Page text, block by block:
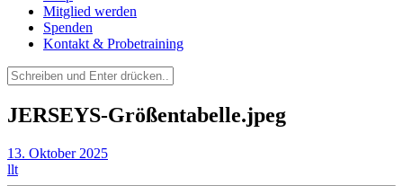
Mitglied werden
Spenden
Kontakt & Probetraining
Suchen
nach:
JERSEYS-Größentabelle.jpeg
13. Oktober 2025
llt